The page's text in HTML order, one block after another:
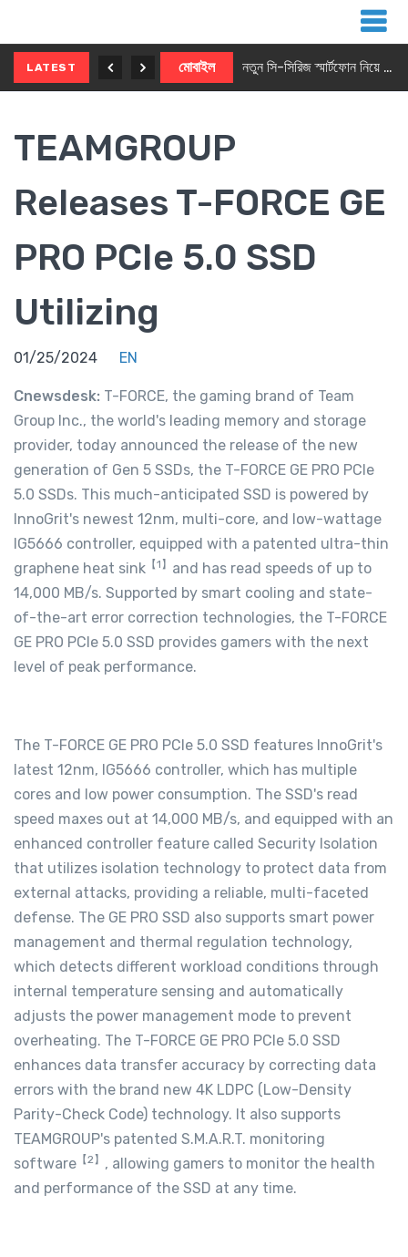
LATEST মোবাইল নতুন সি-সিরিজ স্মার্টফোন নিয়ে আসছে রিয়েলমি
TEAMGROUP
Releases T-FORCE GE
PRO PCIe 5.0 SSD
Utilizing
01/25/2024 EN
Cnewsdesk: T-FORCE, the gaming brand of Team
Group Inc., the world's leading memory and storage
provider, today announced the release of the new
generation of Gen 5 SSDs, the T-FORCE GE PRO PCIe
5.0 SSDs. This much-anticipated SSD is powered by
InnoGrit's newest 12nm, multi-core, and low-wattage
IG5666 controller, equipped with a patented ultra-thin
graphene heat sink 【1 】 and has read speeds of up to
14,000 MB/s. Supported by smart cooling and state-
of-the-art error correction technologies, the T-FORCE
GE PRO PCIe 5.0 SSD provides gamers with the next
level of peak performance.
The T-FORCE GE PRO PCIe 5.0 SSD features InnoGrit's
latest 12nm, IG5666 controller, which has multiple
cores and low power consumption. The SSD's read
speed maxes out at 14,000 MB/s, and equipped with an
enhanced controller feature called Security Isolation
that utilizes isolation technology to protect data from
external attacks, providing a reliable, multi-faceted
defense. The GE PRO SSD also supports smart power
management and thermal regulation technology,
which detects different workload conditions through
internal temperature sensing and automatically
adjusts the power management mode to prevent
overheating. The T-FORCE GE PRO PCIe 5.0 SSD
enhances data transfer accuracy by correcting data
errors with the brand new 4K LDPC (Low-Density
Parity-Check Code) technology. It also supports
TEAMGROUP's patented S.M.A.R.T. monitoring
software 【2 】 , allowing gamers to monitor the health
and performance of the SSD at any time.